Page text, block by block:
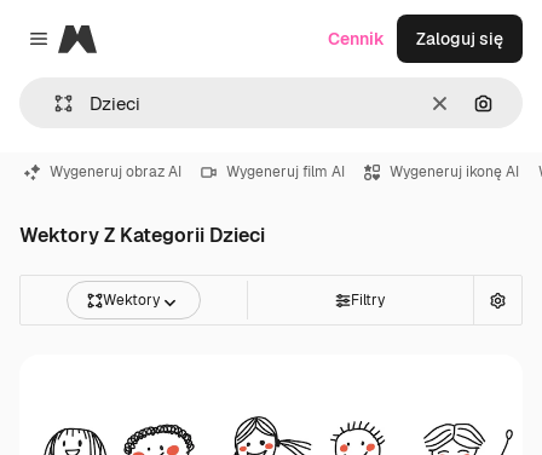
Close menu
Magnific
WyczyśćSzukaj
Cennik Zaloguj się
Wygeneruj obraz AI Wygeneruj film AI Wygeneruj ikonę AI
Wektory Z Kategorii Dzieci
Wektory Filtry